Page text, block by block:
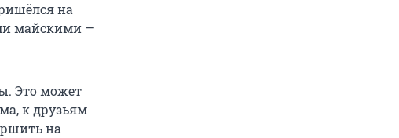
на
майскими —
Это может
к друзьям
на